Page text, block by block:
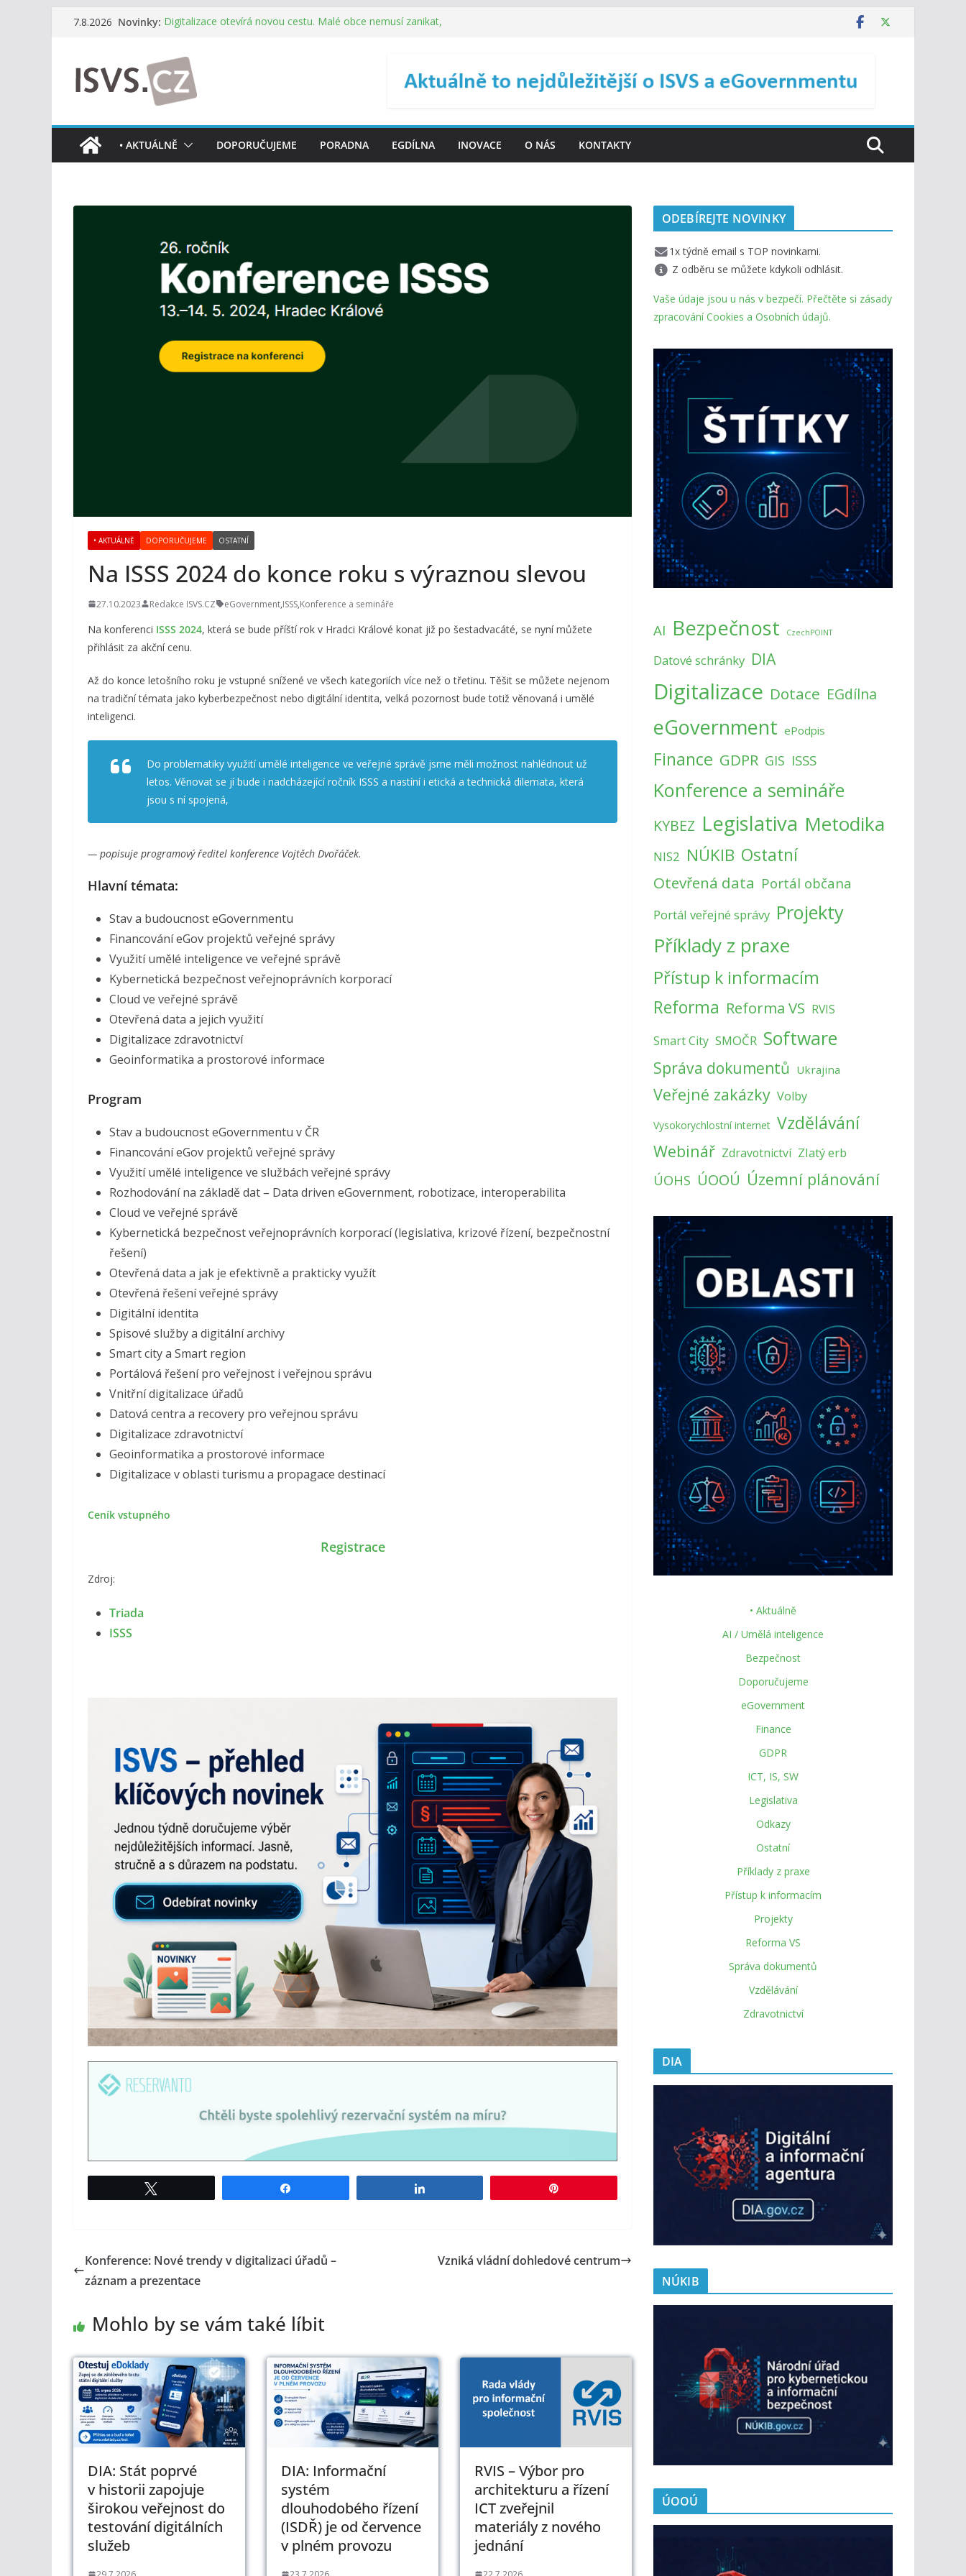
Přeskočit
7.8.2026 Novinky: Digitalizace otevírá novou cestu. Malé obce nemusí zanikat,
testování digitálních služeb
DIA: Informační systém dlouhodobého řízení (ISDŘ) je od
července v plném provozu
RVIS – Výbor pro architekturu a řízení ICT zveřejnil materiály
z nového jednání
Informace o obcích vždy po ruce. SMS ČR spouští novou
mobilní aplikaci
• AKTUÁLNĚ DOPORUČUJEME PORADNA EGDÍLNA INOVACE O NÁS KONTAKTY
• AKTUÁLNĚ DOPORUČUJEME OSTATNÍ
Na ISSS 2024 do konce roku s výraznou slevou
27.10.2023 Redakce ISVS.CZ eGovernment,ISSS,Konference a semináře
Na konferenci ISSS 2024, která se bude příští rok v Hradci Králové konat již po šestadvacáté, se nyní můžete
přihlásit za akční cenu.
Až do konce letošního roku je vstupné snížené ve všech kategoriích více než o třetinu. Těšit se můžete nejenom
na tradiční témata jako kyberbezpečnost nebo digitální identita, velká pozornost bude totiž věnovaná i umělé
inteligenci.
Do problematiky využití umělé inteligence ve veřejné správě jsme měli možnost nahlédnout už
letos. Věnovat se jí bude i nadcházející ročník ISSS a nastíní i etická a technická dilemata, která
jsou s ní spojená,
— popisuje programový ředitel konference Vojtěch Dvořáček.
Hlavní témata:
Stav a budoucnost eGovernmentu
Financování eGov projektů veřejné správy
Využití umělé inteligence ve veřejné správě
Kybernetická bezpečnost veřejnoprávních korporací
Cloud ve veřejné správě
Otevřená data a jejich využití
Digitalizace zdravotnictví
Geoinformatika a prostorové informace
Program
Stav a budoucnost eGovernmentu v ČR
Financování eGov projektů veřejné správy
Využití umělé inteligence ve službách veřejné správy
Rozhodování na základě dat – Data driven eGovernment, robotizace, interoperabilita
Cloud ve veřejné správě
Kybernetická bezpečnost veřejnoprávních korporací (legislativa, krizové řízení, bezpečnostní
řešení)
Otevřená data a jak je efektivně a prakticky využít
Otevřená řešení veřejné správy
Digitální identita
Spisové služby a digitální archivy
Smart city a Smart region
Portálová řešení pro veřejnost i veřejnou správu
Vnitřní digitalizace úřadů
Datová centra a recovery pro veřejnou správu
Digitalizace zdravotnictví
Geoinformatika a prostorové informace
Digitalizace v oblasti turismu a propagace destinací
Ceník vstupného
Registrace
Zdroj:
Triada
ISSS
Konference: Nové trendy v digitalizaci úřadů –
záznam a prezentace
Vzniká vládní dohledové centrum
Mohlo by se vám také líbit
DIA: Stát poprvé
v historii zapojuje
širokou veřejnost do
testování digitálních
služeb
DIA: Informační
systém
dlouhodobého řízení
(ISDŘ) je od července
v plném provozu
RVIS – Výbor pro
architekturu a řízení
ICT zveřejnil
materiály z nového
jednání
ODEBÍREJTE NOVINKY
1x týdně email s TOP novinkami.
Z odběru se můžete kdykoli odhlásit.
Vaše údaje jsou u nás v bezpečí. Přečtěte si zásady
zpracování Cookies a Osobních údajů.
AI Bezpečnost CzechPOINT
Datové schránky DIA
Digitalizace Dotace EGdílna
eGovernment ePodpis
Finance GDPR GIS ISSS
Konference a semináře
KYBEZ Legislativa Metodika
NIS2 NÚKIB Ostatní
Otevřená data Portál občana
Portál veřejné správy Projekty
Příklady z praxe
Přístup k informacím
Reforma Reforma VS RVIS
Smart City SMOČR Software
Správa dokumentů Ukrajina
Veřejné zakázky Volby
Vysokorychlostní internet Vzdělávání
Webinář Zdravotnictví Zlatý erb
ÚOHS ÚOOÚ Územní plánování
• Aktuálně
AI / Umělá inteligence
Bezpečnost
Doporučujeme
eGovernment
Finance
GDPR
ICT, IS, SW
Legislativa
Odkazy
Ostatní
Příklady z praxe
Přístup k informacím
Projekty
Reforma VS
Správa dokumentů
Vzdělávání
Zdravotnictví
DIA
NÚKIB
ÚOOÚ